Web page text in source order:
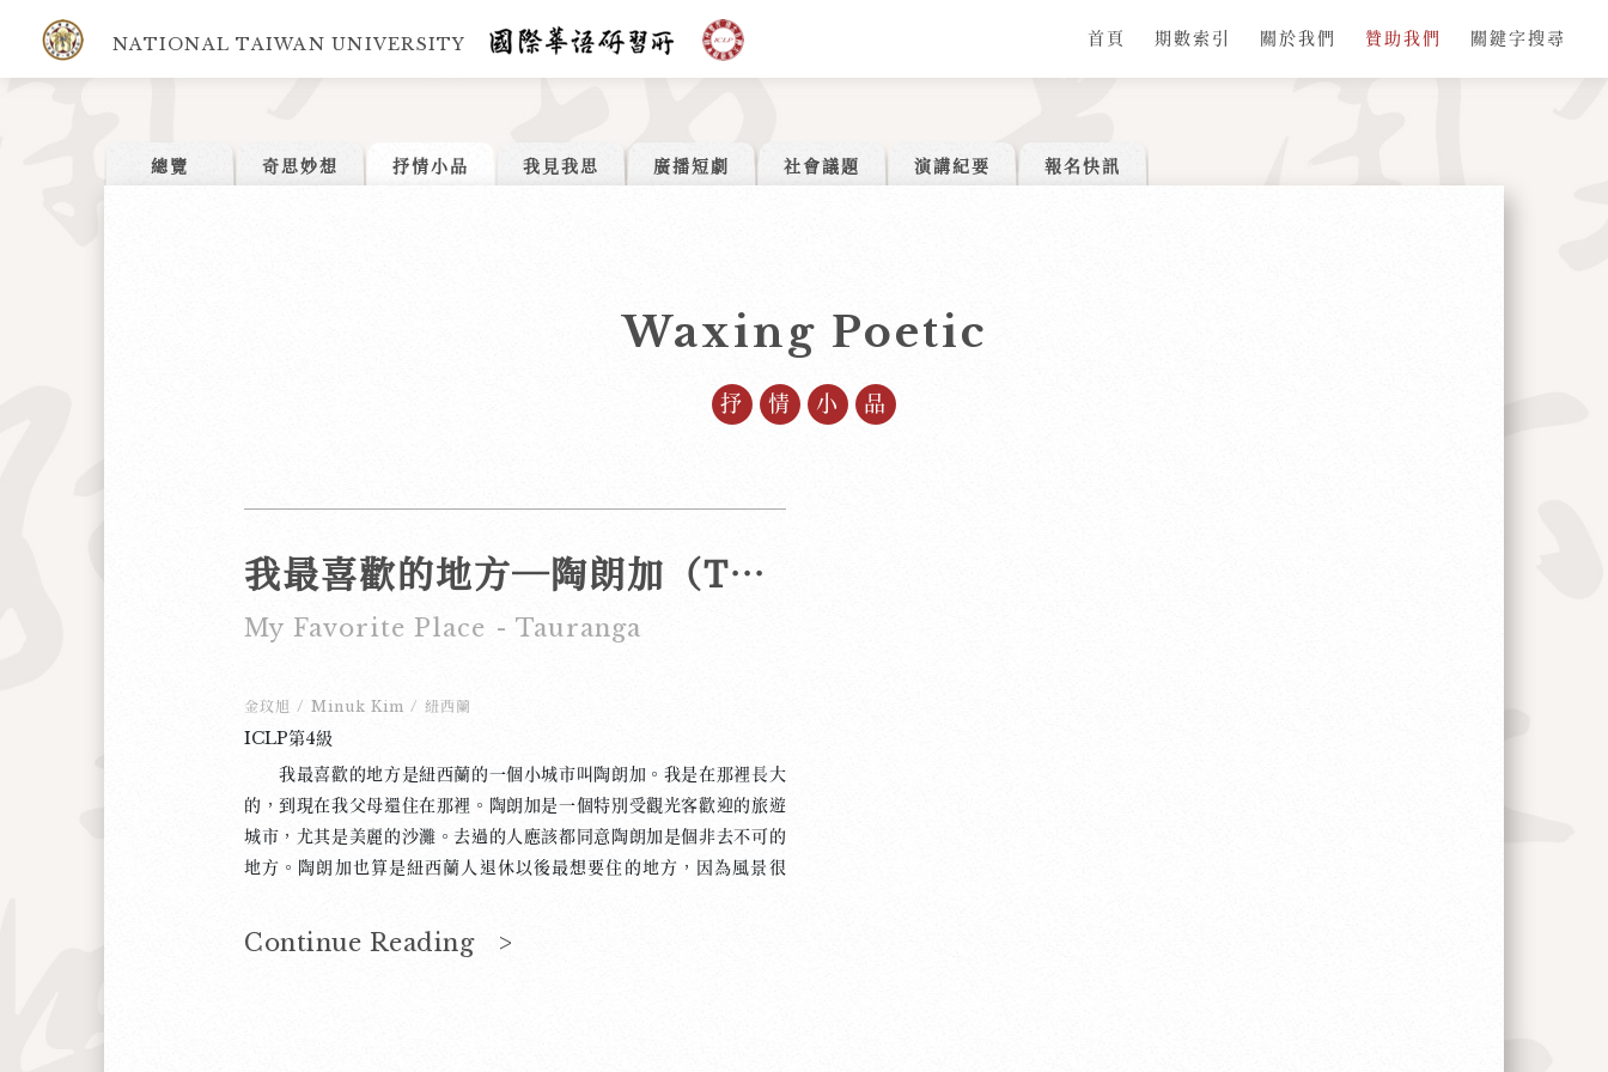
NATIONAL TAIWAN UNIVERSITY 首頁 期數索引 關於我們 贊助我們 關鍵字搜尋
總覽 奇思妙想 抒情小品 我見我思 廣播短劇 社會議題 演講紀要 報名快訊
Waxing Poetic
抒情小品
我最喜歡的地方─陶朗加（Tauranga）
My Favorite Place - Tauranga
金玟旭 / Minuk Kim / 紐西蘭
ICLP第4級
我最喜歡的地方是紐西蘭的一個小城市叫陶朗加。我是在那裡長大
的，到現在我父母還住在那裡。陶朗加是一個特別受觀光客歡迎的旅遊
城市，尤其是美麗的沙灘。去過的人應該都同意陶朗加是個非去不可的
地方。陶朗加也算是紐西蘭人退休以後最想要住的地方，因為風景很
休，而是為了讓我在沒有韓國人的環境裡學好英文，不過他們也算是順
便先搬到了適合退休生活的地方吧。 陶朗加的氣候非常舒服，不
Continue Reading >